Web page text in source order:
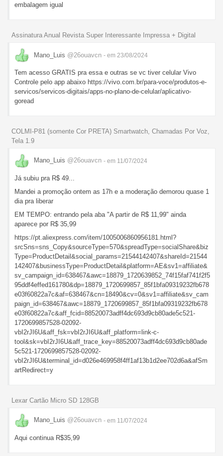
embalagem igual
Assinatura Anual Revista Super Interessante Impressa + Digital
Mano_Luis @26ouavcn - em 23/08/2024
Tem acesso GRATIS pra essa e outras se vc tiver celular Vivo
Controle pelo app abaixo https://vivo.com.br/para-voce/produtos-e-
servicos/servicos-digitais/apps-no-plano-de-celular/aplicativo-
goread
COLMI-P81 (somente Cor PRETA) Smartwatch, Chamadas Por Voz,
Tela 1.9
Mano_Luis @26ouavcn - em 11/07/2024
Já subiu pra R$ 49...
Mandei a promoção ontem as 17h e a moderação demorou quase 1
dia pra liberar
EM TEMPO: entrando pela aba "A partir de R$ 11,99" ainda
aparece por R$ 35,99
https://pt.aliexpress.com/item/1005006860956181.html?
srcSns=sns_Copy&sourceType=570&spreadType=socialShare&biz
Type=ProductDetail&social_params=21544142407&shareId=21544
142407&businessType=ProductDetail&platform=AE&sv1=affiliate&
sv_campaign_id=638467&awc=18879_1720639852_74f15faf741f2f5
95ddf4effed161780&dp=18879_1720699857_85f1bfa09319232fb678
e03f60822a7c&af=638467&cn=18490&cv=0&sv1=affiliate&sv_cam
paign_id=638467&awc=18879_1720699857_85f1bfa09319232fb678
e03f60822a7c&aff_fcid=88520073adff4dc693d9cb80ade5c521-
1720699857528-02092-
vbI2rJI6U&aff_fsk=vbI2rJI6U&aff_platform=link-c-
tool&sk=vbI2rJI6U&aff_trace_key=88520073adff4dc693d9cb80ade
5c521-1720699857528-02092-
vbI2rJI6U&terminal_id=d026e469958f4ff1af13b1d2ee702d6a&afSm
artRedirect=y
Lexar Cartão Micro SD 128GB
Mano_Luis @26ouavcn - em 11/07/2024
Aqui continua R$35,99